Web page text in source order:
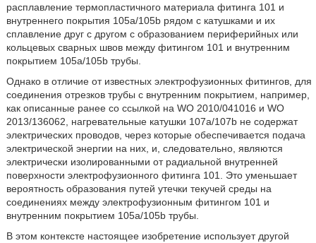
расплавление термопластичного материала фитинга 101 и
внутреннего покрытия 105а/105b рядом с катушками и их
сплавление друг с другом с образованием периферийных или
кольцевых сварных швов между фитингом 101 и внутренним
покрытием 105а/105b трубы.
Однако в отличие от известных электрофузионных фитингов, для
соединения отрезков трубы с внутренним покрытием, например,
как описанные ранее со ссылкой на WO 2010/041016 и WO
2013/136062, нагревательные катушки 107а/107b не содержат
электрических проводов, через которые обеспечивается подача
электрической энергии на них, и, следовательно, являются
электрически изолированными от радиальной внутренней
поверхности электрофузионного фитинга 101. Это уменьшает
вероятность образования путей утечки текучей среды на
соединениях между электрофузионным фитингом 101 и
внутренним покрытием 105а/105b трубы.
В этом контексте настоящее изобретение использует другой